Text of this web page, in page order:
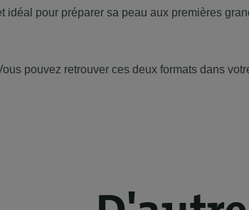
idéal pour préparer sa peau aux premières
pouvez retrouver ces deux formats dans